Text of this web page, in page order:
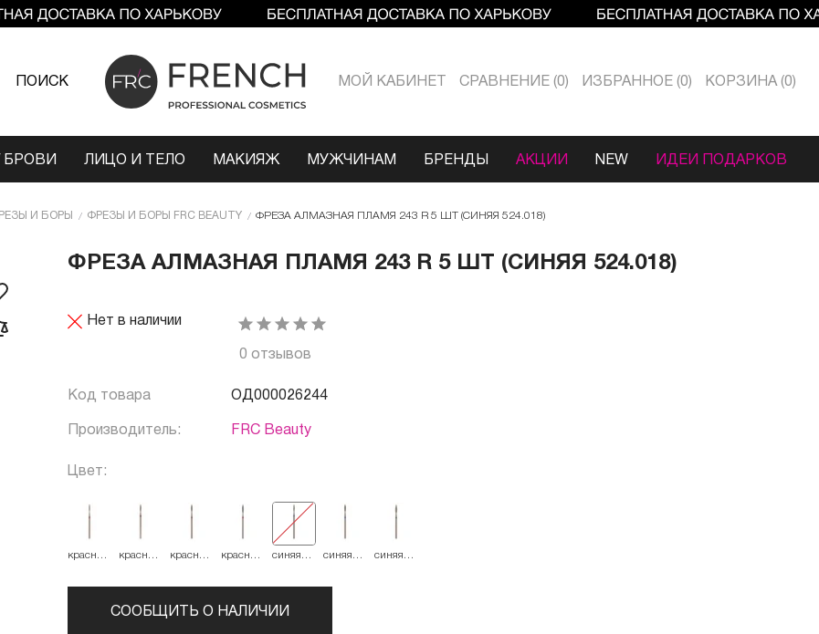
ПОИСК МОЙ КАБИНЕТ СРАВНЕНИЕ 0 ИЗБРАННОЕ 0 КОРЗИНА 0
БРОВИ ЛИЦО И ТЕЛО МАКИЯЖ МУЖЧИНАМ БРЕНДЫ АКЦИИ NEW ИДЕИ ПОДАРКОВ
И БОРЫ ФРЕЗЫ И БОРЫ FRC BEAUTY ФРЕЗА АЛМАЗНАЯ ПЛАМЯ 243 R 5 ШТ (СИНЯЯ 524.018)
ФРЕЗА АЛМАЗНАЯ ПЛАМЯ 243 R 5 ШТ (СИНЯЯ 524.018)
Нет в наличии
0 отзывов
Код товара ОД000026244
Производитель: FRC Beauty
Цвет:
красная
красная
красная
красная
синяя
синяя
синяя
СООБЩИТЬ О НАЛИЧИИ